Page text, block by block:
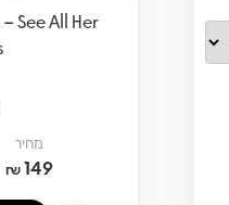
See All Her
מחיר
149
₪